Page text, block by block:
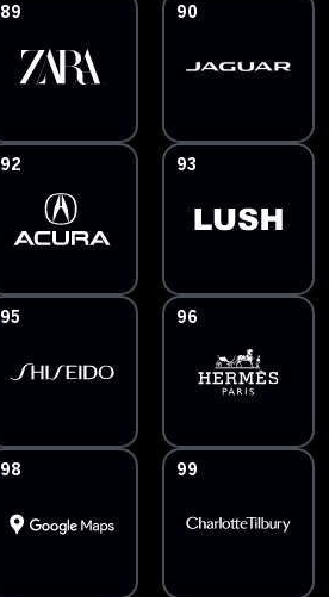
89 90
92 93
95 96
98 99